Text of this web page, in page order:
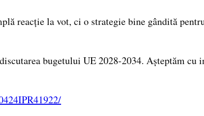
reacție la vot, ci o strategie bine gândită
bugetului UE 2028-2034. Așteptăm